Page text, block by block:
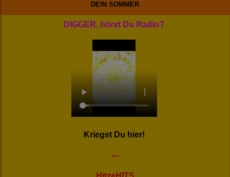
DEIN SOMMER
DIGGER, hörst Du Radio?
Kriegst Du hier!
---